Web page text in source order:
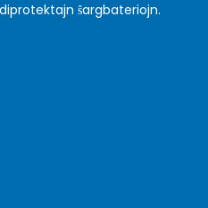
ŝargbateriojn.